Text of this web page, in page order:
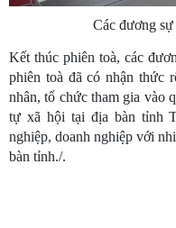
Các đương
Kết thúc phiên toà, các
phiên toà đã có nhận thức
nhân, tổ chức tham gia vào
tự xã hội tại địa bàn tỉnh
nghiệp, doanh nghiệp với
bàn tỉnh./.